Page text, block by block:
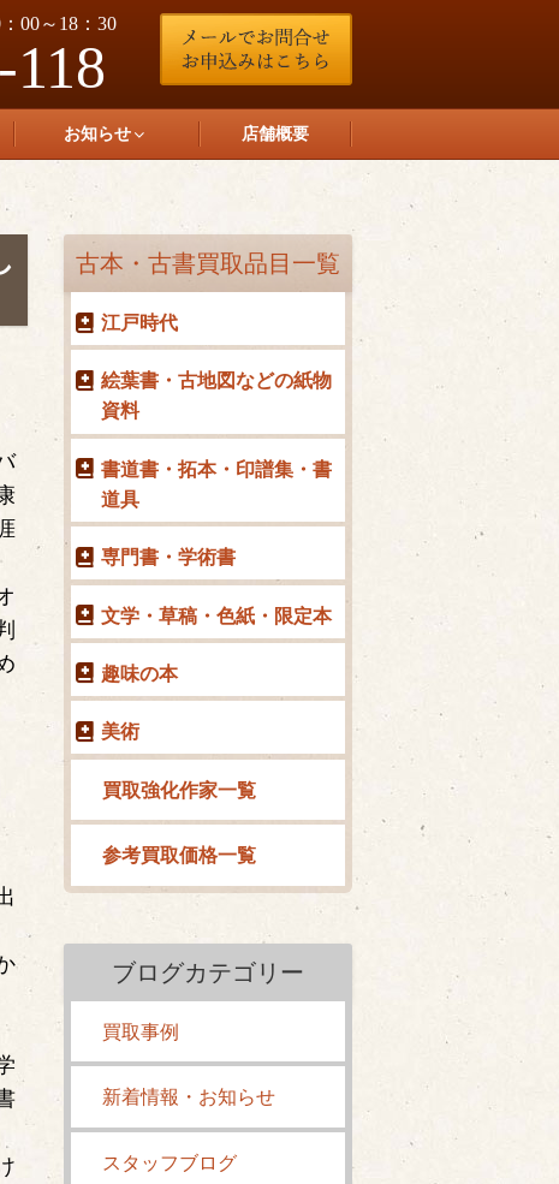
00～18：30
お知らせ 店舗概要
古本・古書買取品目一覧
江戸時代
絵葉書・古地図などの紙物
資料
書道書・拓本・印譜集・書
道具
専門書・学術書
文学・草稿・色紙・限定本
趣味の本
美術
買取強化作家一覧
参考買取価格一覧
ブログカテゴリー
買取事例
新着情報・お知らせ
スタッフブログ